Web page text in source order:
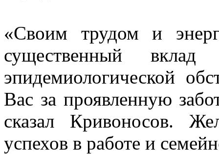
«Своим трудом и
существенный
эпидемиологической
Вас за проявленную
сказал Кривоносов.
успехов в работе и